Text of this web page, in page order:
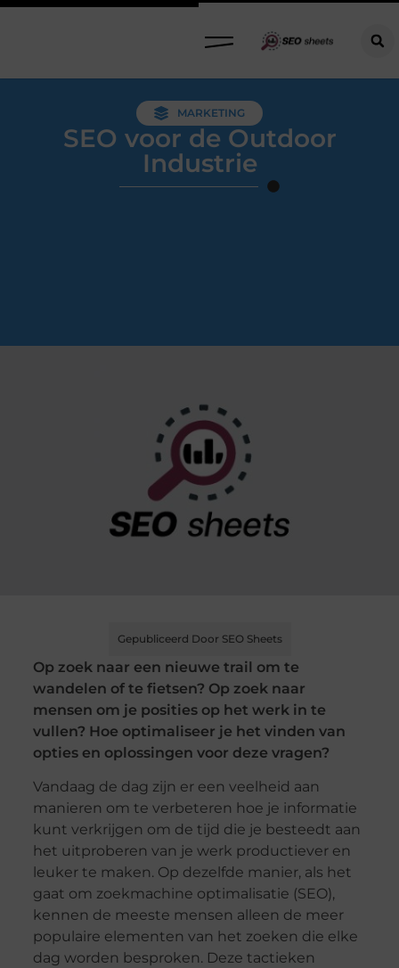
MARKETING
SEO voor de Outdoor
Industrie
Gepubliceerd Door SEO Sheets
Op zoek naar een nieuwe trail om te
wandelen of te fietsen? Op zoek naar
mensen om je posities op het werk in te
vullen? Hoe optimaliseer je het vinden van
opties en oplossingen voor deze vragen?
Vandaag de dag zijn er een veelheid aan
manieren om te verbeteren hoe je informatie
kunt verkrijgen om de tijd die je besteedt aan
het uitproberen van je werk productiever en
leuker te maken. Op dezelfde manier, als het
gaat om zoekmachine optimalisatie (SEO),
kennen de meeste mensen alleen de meer
populaire elementen van het zoeken die elke
dag worden besproken. Deze tactieken